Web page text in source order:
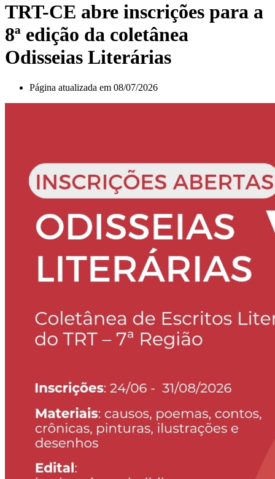
TRT-CE abre inscrições para a
8ª edição da coletânea
Odisseias Literárias
Página atualizada em 08/07/2026